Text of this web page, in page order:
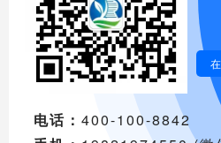
电话： 400-100-8842